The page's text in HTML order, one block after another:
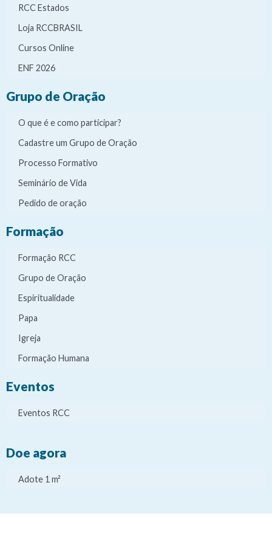
RCC Estados
Loja RCCBRASIL
Cursos Online
ENF 2026
Grupo de Oração
O que é e como participar?
Cadastre um Grupo de Oração
Processo Formativo
Seminário de Vida
Pedido de oração
Formação
Formação RCC
Grupo de Oração
Espiritualidade
Papa
Igreja
Formação Humana
Eventos
Eventos RCC
Doe agora
Adote 1 m²